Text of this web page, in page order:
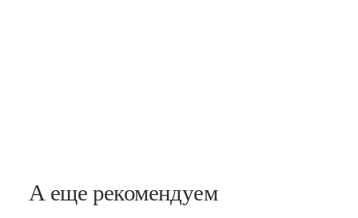
А еще рекомендуем